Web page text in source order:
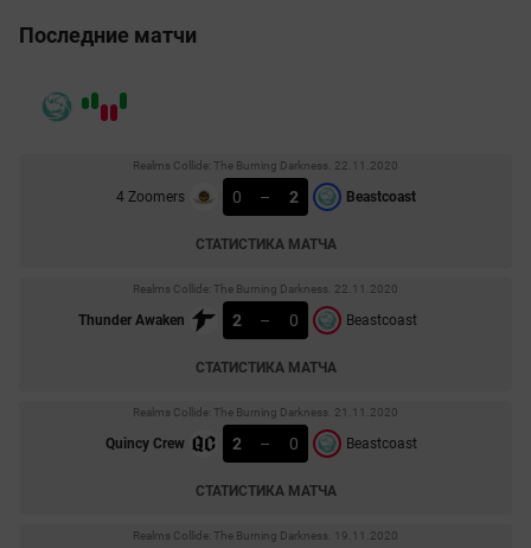
Последние матчи
Realms Collide: The Burning Darkness. 22.11.2020
4 Zoomers 0 – 2 Beastcoast
СТАТИСТИКА МАТЧА
Realms Collide: The Burning Darkness. 22.11.2020
Thunder Awaken 2 – 0 Beastcoast
СТАТИСТИКА МАТЧА
Realms Collide: The Burning Darkness. 21.11.2020
Quincy Crew 2 – 0 Beastcoast
СТАТИСТИКА МАТЧА
Realms Collide: The Burning Darkness. 19.11.2020